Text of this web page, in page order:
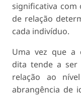
significativa com
de relação
cada indivíduo.
Uma vez que a
dita tende a ser
relação ao
abrangência de